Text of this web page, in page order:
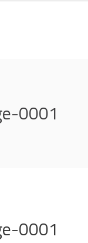
0001
0001